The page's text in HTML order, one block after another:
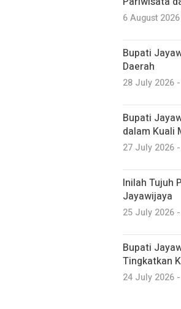
6 August
Bupati
Daerah
28 July 2026
Bupati
dalam Kuali
27 July 2026
Inilah Tujuh
Jayawijaya
25 July 2026
Bupati
Tingkatkan
24 July 2026